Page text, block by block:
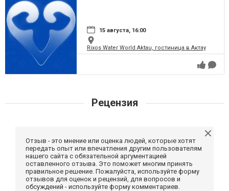
15 августа, 16:00
Rixos Water World Aktau, гостиница в Актау
Рецензия
Отзыв - это мнение или оценка людей, которые хотят
передать опыт или впечатления другим пользователям
нашего сайта с обязательной аргументацией
оставленного отзыва. Это поможет многим принять
правильное решение. Пожалуйста, используйте форму
отзывов для оценок и рецензий, для вопросов и
обсуждений - используйте форму комментариев.